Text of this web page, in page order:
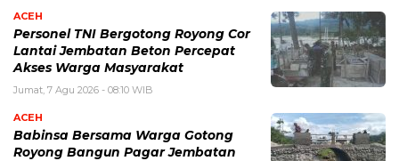
ACEH
Personel TNI Bergotong Royong Cor
Lantai Jembatan Beton Percepat
Akses Warga Masyarakat
Jumat, 7 Agu 2026 - 08:10 WIB
ACEH
Babinsa Bersama Warga Gotong
Royong Bangun Pagar Jembatan